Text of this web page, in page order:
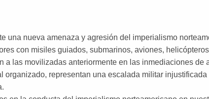
nueva amenaza y agresión del imperialismo
con misiles guiados, submarinos, aviones,
las movilizadas anteriormente en las inmediaciones de
representan una escalada militar